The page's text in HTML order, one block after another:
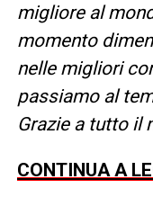
migliore al
momento
nelle migliori
passiamo al
Grazie a tutto il
CONTINUA A